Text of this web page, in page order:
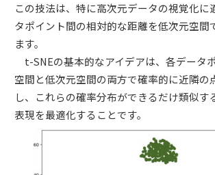
この技法は、特に高次元データの視覚化に
タポイント間の相対的な距離を低次元空間
ます。
t-SNEの基本的なアイデアは、各データ
空間と低次元空間の両方で確率的に近隣の
し、これらの確率分布ができるだけ類似す
表現を最適化することです。